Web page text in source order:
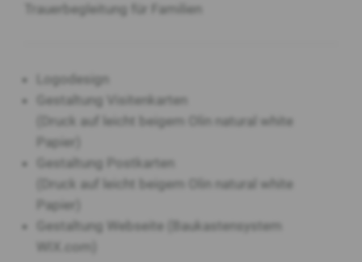
Trauerbegleitung für Familien
Logodesign
Gestaltung Visitenkarten
(Druck auf leicht beigem Olin natural white
Papier)
Gestaltung Postkarten
(Druck auf leicht beigem Olin natural white
Papier)
Gestaltung Webseite (Baukastensystem
WIX.com)